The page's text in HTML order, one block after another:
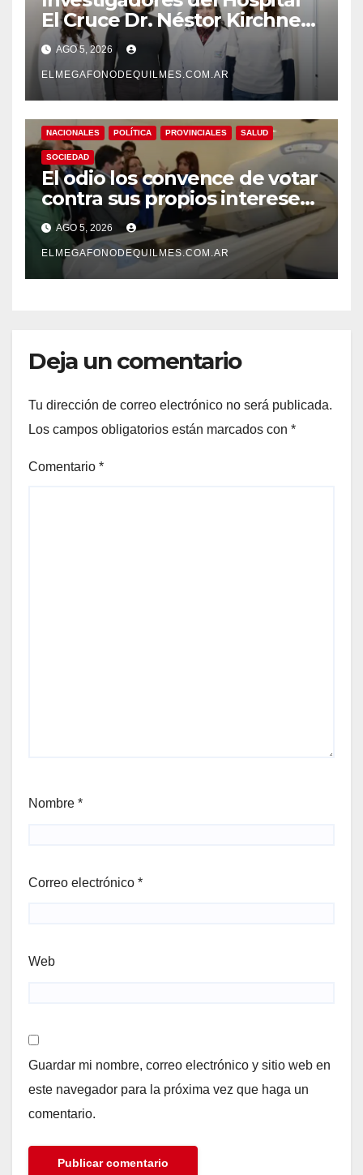
El Cruce Dr. Néstor Kirchner
desarrollan un estudio
pionero sobre el
envejecimiento cerebral y las
demencias
AGO 5, 2026
ELMEGAFONODEQUILMES.COM.AR
NACIONALES POLÍTICA PROVINCIALES SALUD
SOCIEDAD
El odio los convence de votar
contra sus propios intereses.
Una Sociedad atrapada en la
grieta
AGO 5, 2026
ELMEGAFONODEQUILMES.COM.AR
Deja un comentario
Tu dirección de correo electrónico no será publicada.
Los campos obligatorios están marcados con *
Comentario *
Nombre *
Correo electrónico *
Web
Guardar mi nombre, correo electrónico y sitio web en
este navegador para la próxima vez que haga un
comentario.